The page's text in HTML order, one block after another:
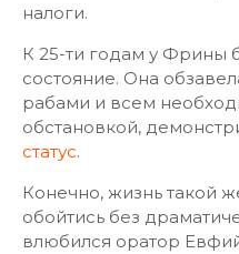
налоги.
К 25-ти годам у Фрины
состояние. Она
рабами и всем
обстановкой,
статус.
Конечно, жизнь такой
обойтись без
влюбился оратор